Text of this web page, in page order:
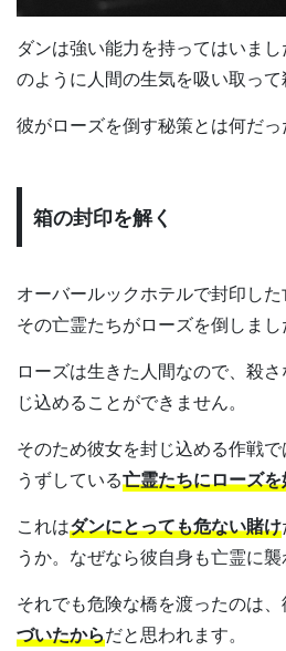
ダンは強い能力を持ってはいま
のように人間の生気を吸い取って
彼がローズを倒す秘策とは何だっ
箱の封印を解く
オーバールックホテルで封印した
その亡霊たちがローズを倒しまし
ローズは生きた人間なので、殺
じ込めることができません。
そのため彼女を封じ込める作戦
うずしている亡霊たちにローズ
これはダンにとっても危ない賭け
うか。なぜなら彼自身も亡霊に襲
それでも危険な橋を渡ったのは
づいたからだと思われます。